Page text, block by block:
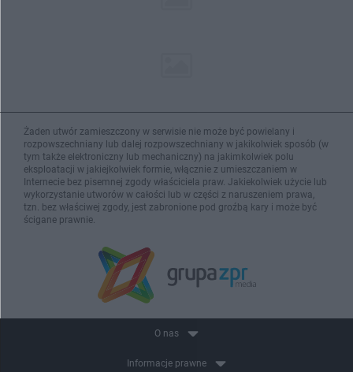
Żaden utwór zamieszczony w serwisie nie może być powielany i
rozpowszechniany lub dalej rozpowszechniany w jakikolwiek sposób (w
tym także elektroniczny lub mechaniczny) na jakimkolwiek polu
eksploatacji w jakiejkolwiek formie, włącznie z umieszczaniem w
Internecie bez pisemnej zgody właściciela praw. Jakiekolwiek użycie lub
wykorzystanie utworów w całości lub w części z naruszeniem prawa,
tzn. bez właściwej zgody, jest zabronione pod groźbą kary i może być
ścigane prawnie.
O nas
Informacje prawne